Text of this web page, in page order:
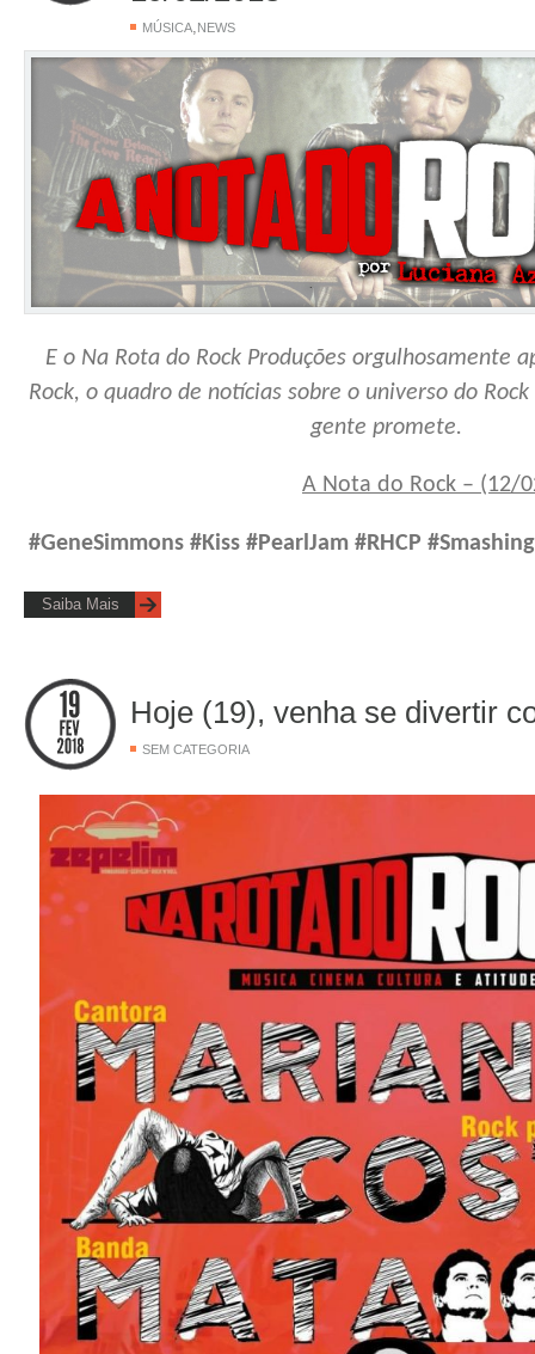
MÚSICA NEWS
E o Na Rota do Rock Produções orgulhosamente
Rock, o quadro de notícias sobre o universo do
gente promete.
A Nota do Rock – (12/
#GeneSimmons #Kiss #PearlJam #RHCP
Saiba Mais
Hoje (19), venha se divertir
SEM CATEGORIA